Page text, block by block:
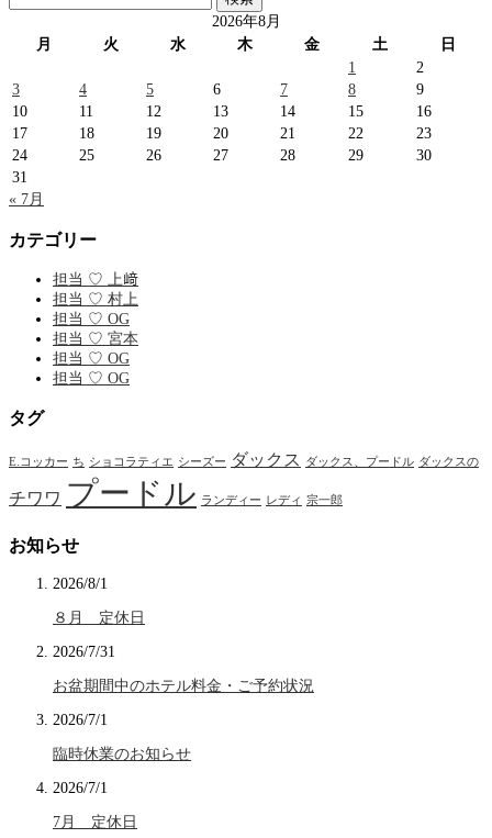
索:
2026年8月
月
火 水 木 金 土
日
1
2
3
4 5 6 7 8
9
10
11 12 13 14 15
16
17
18 19 20 21 22
23
24
25 26 27 28 29
30
31
« 7月
カテゴリー
担当 ♡ 上﨑
担当 ♡ 村上
担当 ♡ OG
担当 ♡ 宮本
担当 ♡ OG
担当 ♡ OG
タグ
E.コッカー ち ショコラティエ シーズー ダックス ダックス、プードル ダックスの
チワワ プードル ランディー レディ 宗一郎
お知らせ
2026/8/1
８月 定休日
2026/7/31
お盆期間中のホテル料金・ご予約状況
2026/7/1
臨時休業のお知らせ
2026/7/1
7月 定休日